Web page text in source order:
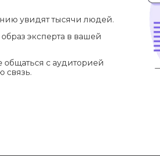
увидят тысячи людей.
эксперта в вашей
общаться с аудиторией
связь.